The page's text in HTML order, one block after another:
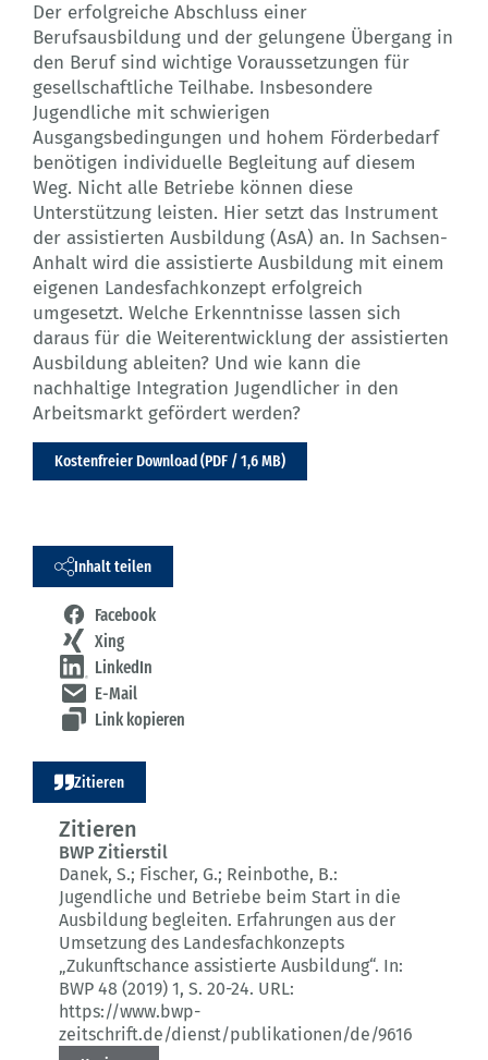
Der erfolgreiche Abschluss einer
Berufsausbildung und der gelungene Übergang in
den Beruf sind wichtige Voraussetzungen für
gesellschaftliche Teilhabe. Insbesondere
Jugendliche mit schwierigen
Ausgangsbedingungen und hohem Förderbedarf
benötigen individuelle Begleitung auf diesem
Weg. Nicht alle Betriebe können diese
Unterstützung leisten. Hier setzt das Instrument
der assistierten Ausbildung (AsA) an. In Sachsen-
Anhalt wird die assistierte Ausbildung mit einem
eigenen Landesfachkonzept erfolgreich
umgesetzt. Welche Erkenntnisse lassen sich
daraus für die Weiterentwicklung der assistierten
Ausbildung ableiten? Und wie kann die
nachhaltige Integration Jugendlicher in den
Arbeitsmarkt gefördert werden?
Kostenfreier Download (PDF / 1,6 MB)
Inhalt teilen
Facebook
Xing
LinkedIn
E-Mail
Link kopieren
Zitieren
Zitieren
BWP Zitierstil
Danek, S.; Fischer, G.; Reinbothe, B.:
Jugendliche und Betriebe beim Start in die
Ausbildung begleiten. Erfahrungen aus der
Umsetzung des Landesfachkonzepts
„Zukunftschance assistierte Ausbildung“. In:
BWP 48 (2019) 1, S. 20-24. URL:
https://www.bwp-
zeitschrift.de/dienst/publikationen/de/9616